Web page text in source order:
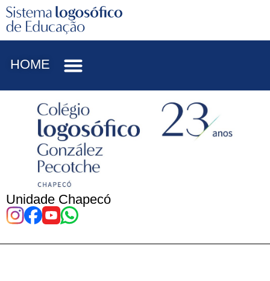
HOME
Unidade Chapecó